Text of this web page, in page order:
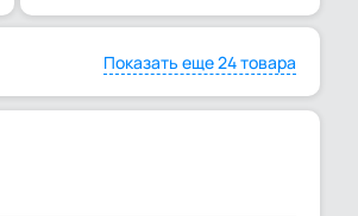
Показать еще 24 товара